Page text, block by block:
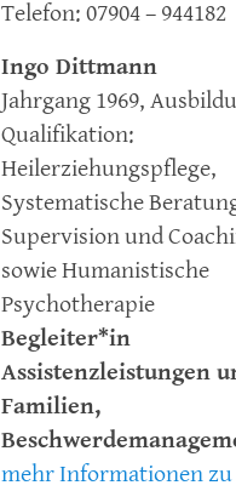
Telefon: 07904 – 944182
Ingo Dittmann
Jahrgang 1969,
Qualifikation:
Heilerziehungspflege,
Systematische
Supervision und
sowie Humanistische
Psychotherapie
Begleiter*in
Assistenzleistungen
Familien,
mehr Informationen